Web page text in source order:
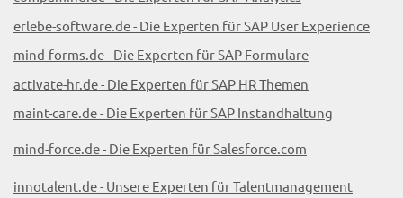
erlebe-software.de - Die Experten für SAP User Experience
mind-forms.de - Die Experten für SAP Formulare
activate-hr.de - Die Experten für SAP HR Themen
maint-care.de - Die Experten für SAP Instandhaltung
mind-force.de - Die Experten für Salesforce.com
innotalent.de - Unsere Experten für Talentmanagement